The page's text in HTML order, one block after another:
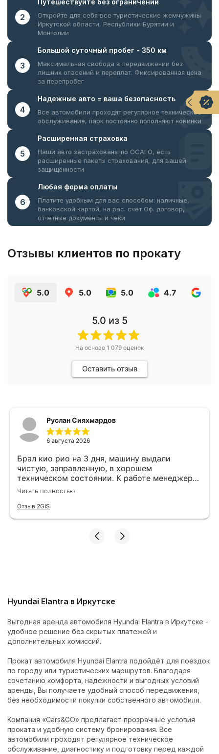
2
Путешествуйте без ограничений
Откройте для себя все туристические жемчужины
Иркутской области, Республики Бурятии и
Монголии
3
Большой суточный пробег - 350 км
Максимальная свобода в передвижении без
лишних опасений и переплат. Фиксированная цена
за перепробег
4
Надежные авто = ваша безопасность
Все автомобили проходят регулярное техническое
обслуживание, парк постоянно пополняют новинки
5
Расширенная страховка
Наши авто застрахованы по ОСАГО, есть
расширенные пакеты страхования, для вашей
защищённости
6
Любая форма оплаты
Платите удобным для вас способом: наличные,
банковской картой, на рас. счёт Оф. договор,
отчетные документы и чеки
Отзывы клиентов по прокату
5.0 5.0 5.0 4.7
5.0 из 5
На основе 1 079 оценок
Оставить отзыв
Руслан Сияхмардов
6 августа 2026
Брал кио рио на 3 дня, машину выдали
чистую, заправленную, в хорошем
техническом состоянии. К работе менеджера
вопрос нет, все подробно объясняют и
Cars&Go
Читать полностью
Отзыв 2GIS
Hyundai Elantra в Иркутске
Выгодная аренда автомобиля Hyundai Elantra в Иркутске -
удобное решение без скрытых платежей и
дополнительных комиссий.
Прокат автомобиля Hyundai Elantra подойдёт для поездок
по городу или туристических маршрутов. Благодаря
сочетанию комфорта, надёжности и выгодных условий
аренды, Вы получаете удобный способ передвижения,
без необходимости покупки собственного автомобиля.
Компания «Cars&GO» предлагает прозрачные условия
проката и удобную систему бронирования. Все
автомобили проходят регулярное техническое
обслуживание, диагностику и подготовку перед каждой